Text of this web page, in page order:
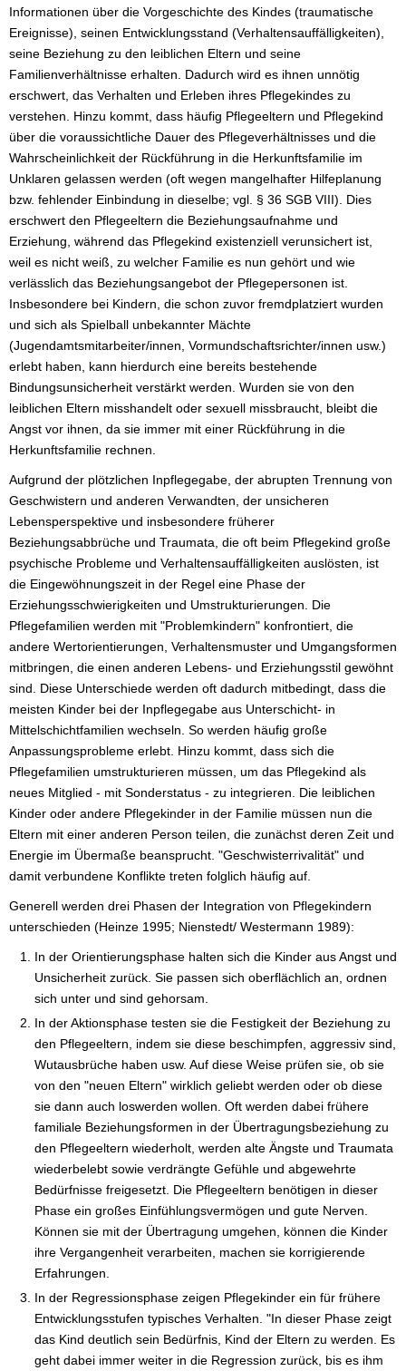
Informationen über die Vorgeschichte des Kindes (traumatische
Ereignisse), seinen Entwicklungsstand (Verhaltensauffälligkeiten),
seine Beziehung zu den leiblichen Eltern und seine
Familienverhältnisse erhalten. Dadurch wird es ihnen unnötig
erschwert, das Verhalten und Erleben ihres Pflegekindes zu
verstehen. Hinzu kommt, dass häufig Pflegeeltern und Pflegekind
über die voraussichtliche Dauer des Pflegeverhältnisses und die
Wahrscheinlichkeit der Rückführung in die Herkunftsfamilie im
Unklaren gelassen werden (oft wegen mangelhafter Hilfeplanung
bzw. fehlender Einbindung in dieselbe; vgl. § 36 SGB VIII). Dies
erschwert den Pflegeeltern die Beziehungsaufnahme und
Erziehung, während das Pflegekind existenziell verunsichert ist,
weil es nicht weiß, zu welcher Familie es nun gehört und wie
verlässlich das Beziehungsangebot der Pflegepersonen ist.
Insbesondere bei Kindern, die schon zuvor fremdplatziert wurden
und sich als Spielball unbekannter Mächte
(Jugendamtsmitarbeiter/innen, Vormundschaftsrichter/innen usw.)
erlebt haben, kann hierdurch eine bereits bestehende
Bindungsunsicherheit verstärkt werden. Wurden sie von den
leiblichen Eltern misshandelt oder sexuell missbraucht, bleibt die
Angst vor ihnen, da sie immer mit einer Rückführung in die
Herkunftsfamilie rechnen.
Aufgrund der plötzlichen Inpflegegabe, der abrupten Trennung von
Geschwistern und anderen Verwandten, der unsicheren
Lebensperspektive und insbesondere früherer
Beziehungsabbrüche und Traumata, die oft beim Pflegekind große
psychische Probleme und Verhaltensauffälligkeiten auslösten, ist
die Eingewöhnungszeit in der Regel eine Phase der
Erziehungsschwierigkeiten und Umstrukturierungen. Die
Pflegefamilien werden mit "Problemkindern" konfrontiert, die
andere Wertorientierungen, Verhaltensmuster und Umgangsformen
mitbringen, die einen anderen Lebens- und Erziehungsstil gewöhnt
sind. Diese Unterschiede werden oft dadurch mitbedingt, dass die
meisten Kinder bei der Inpflegegabe aus Unterschicht- in
Mittelschichtfamilien wechseln. So werden häufig große
Anpassungsprobleme erlebt. Hinzu kommt, dass sich die
Pflegefamilien umstrukturieren müssen, um das Pflegekind als
neues Mitglied - mit Sonderstatus - zu integrieren. Die leiblichen
Kinder oder andere Pflegekinder in der Familie müssen nun die
Eltern mit einer anderen Person teilen, die zunächst deren Zeit und
Energie im Übermaße beansprucht. "Geschwisterrivalität" und
damit verbundene Konflikte treten folglich häufig auf.
Generell werden drei Phasen der Integration von Pflegekindern
unterschieden (Heinze 1995; Nienstedt/ Westermann 1989):
In der Orientierungsphase halten sich die Kinder aus Angst und
Unsicherheit zurück. Sie passen sich oberflächlich an, ordnen
sich unter und sind gehorsam.
In der Aktionsphase testen sie die Festigkeit der Beziehung zu
den Pflegeeltern, indem sie diese beschimpfen, aggressiv sind,
Wutausbrüche haben usw. Auf diese Weise prüfen sie, ob sie
von den "neuen Eltern" wirklich geliebt werden oder ob diese
sie dann auch loswerden wollen. Oft werden dabei frühere
familiale Beziehungsformen in der Übertragungsbeziehung zu
den Pflegeeltern wiederholt, werden alte Ängste und Traumata
wiederbelebt sowie verdrängte Gefühle und abgewehrte
Bedürfnisse freigesetzt. Die Pflegeeltern benötigen in dieser
Phase ein großes Einfühlungsvermögen und gute Nerven.
Können sie mit der Übertragung umgehen, können die Kinder
ihre Vergangenheit verarbeiten, machen sie korrigierende
Erfahrungen.
In der Regressionsphase zeigen Pflegekinder ein für frühere
Entwicklungsstufen typisches Verhalten. "In dieser Phase zeigt
das Kind deutlich sein Bedürfnis, Kind der Eltern zu werden. Es
geht dabei immer weiter in die Regression zurück, bis es ihm